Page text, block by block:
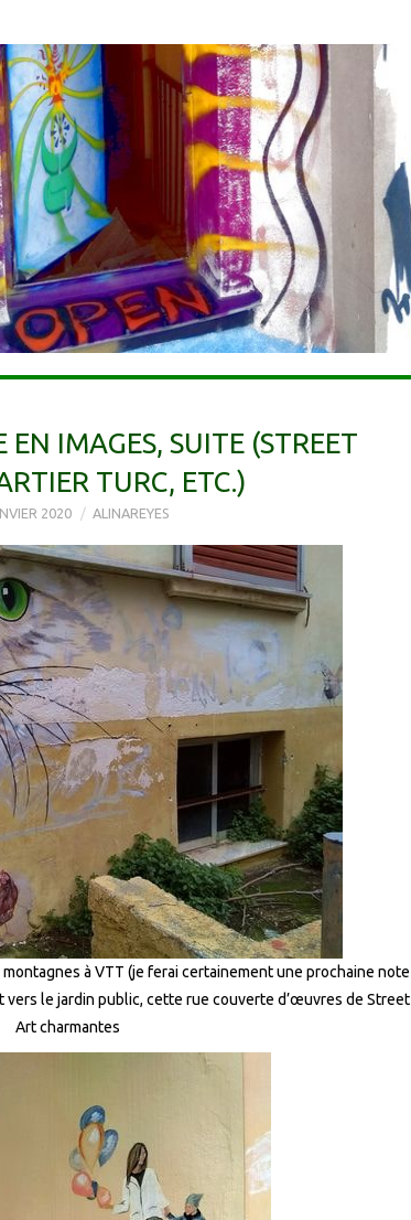
EN IMAGES, SUITE (STREET
TURC, ETC.)
2020 ALINAREYES
à VTT (je ferai certainement une prochaine note
vers le jardin public, cette rue couverte d’œuvres de Street
Art charmantes